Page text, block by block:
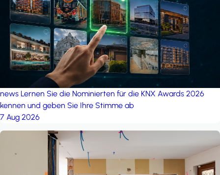
news Lernen Sie die Nominierten für die KNX Awards 2026
kennen und geben Sie Ihre Stimme ab
7 Aug 2026